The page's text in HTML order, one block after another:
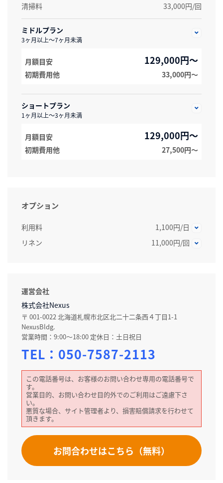
清掃料
33,000円/回
ミドルプラン
3ヶ月以上～7ヶ月未満
月額目安 129,000円～
初期費用他 33,000円〜
ショートプラン
1ヶ月以上～3ヶ月未満
月額目安 129,000円～
初期費用他 27,500円〜
オプション
利用料
1,100円/日
リネン
11,000円/回
運営会社
株式会社Nexus
〒 001-0022 北海道札幌市北区北二十二条西４丁目1-1
NexusBldg.
営業時間：9:00～18:00 定休日：土日祝日
TEL： 050-7587-2113
この電話番号は、お客様のお問い合わせ専用の電話番号で
す。
営業目的、お問い合わせ目的外でのご利用はご遠慮下さ
い。
悪質な場合、サイト管理者より、損害賠償請求を行わせて
頂きます。
お問合わせはこちら（無料）